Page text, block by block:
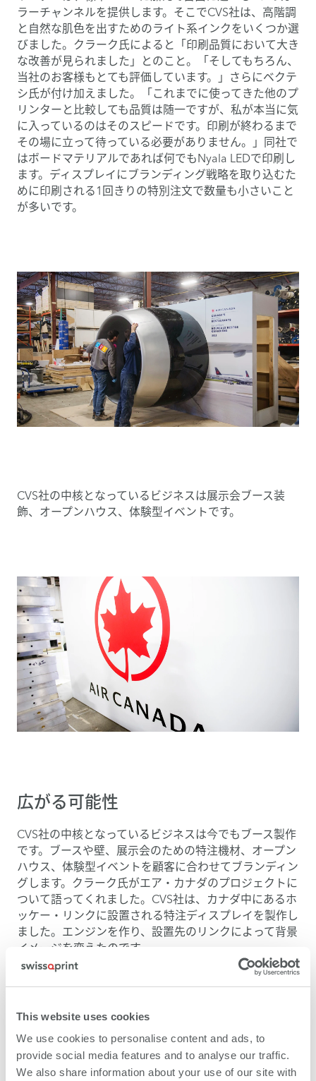
This website uses cookies
We use cookies to personalise content and ads, to
provide social media features and to analyse our traffic.
We also share information about your use of our site with
ラーチャンネルを提供します。そこでCVS社は、高階調
と自然な肌色を出すためのライト系インクをいくつか選
びました。クラーク氏によると「印刷品質において大き
な改善が見られました」とのこと。「そしてもちろん、
当社のお客様もとても評価しています。」さらにベクテ
シ氏が付け加えました。「これまでに使ってきた他のプ
リンターと比較しても品質は随一ですが、私が本当に気
に入っているのはそのスピードです。印刷が終わるまで
その場に立って待っている必要がありません。」同社で
はボードマテリアルであれば何でもNyala LEDで印刷し
ます。ディスプレイにブランディング戦略を取り込むた
めに印刷される1回きりの特別注文で数量も小さいこと
が多いです。
CVS社の中核となっているビジネスは展示会ブース装
飾、オープンハウス、体験型イベントです。
広がる可能性
CVS社の中核となっているビジネスは今でもブース製作
です。ブースや壁、展示会のための特注機材、オープン
ハウス、体験型イベントを顧客に合わせてブランディン
グします。クラーク氏がエア・カナダのプロジェクトに
ついて語ってくれました。CVS社は、カナダ中にあるホ
ッケー・リンクに設置される特注ディスプレイを製作し
ました。エンジンを作り、設置先のリンクによって背景
イメージを変えたのです。
はじめの頃は、CVS社は印刷を完全に外部委託していま
です。現在、グラフィックがビジネスの中で占める割合
は小さなものです。しかし、それも変わろうとしていま
す。「当社のビジネスには、短納期で量の多い仕事が含
まれています。そのため、高出力と高品質が組み合わさ